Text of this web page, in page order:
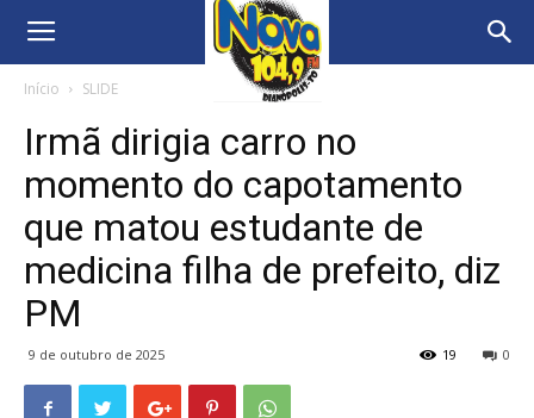
Início SLIDE
Irmã dirigia carro no
momento do capotamento
que matou estudante de
medicina filha de prefeito, diz
PM
9 de outubro de 2025 0
19